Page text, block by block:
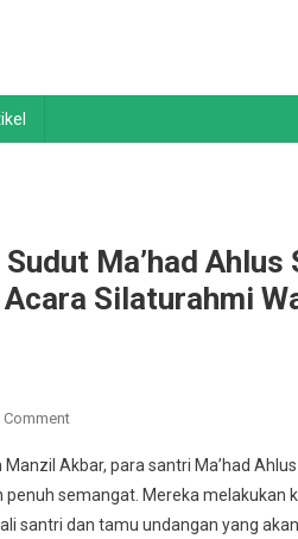
Ma’had
Silaturahmi
CommentOn
Bersihkan
Setiap
Sudut
Akbar, para santri Ma’had
semangat. Mereka
santri dan tamu undangan yang